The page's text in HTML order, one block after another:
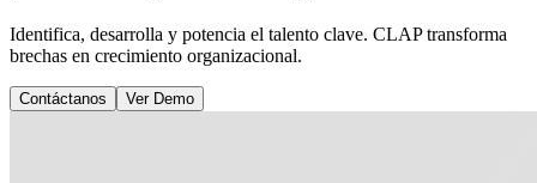
Identifica, desarrolla y potencia el talento clave. CLAP transforma
brechas en crecimiento organizacional.
Contáctanos Ver Demo